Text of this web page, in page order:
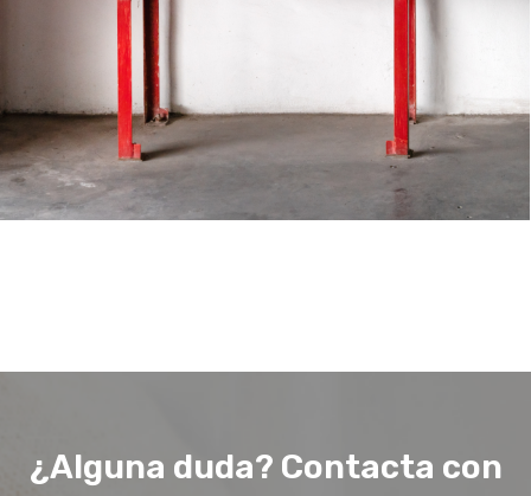
¿Alguna duda? Contacta con